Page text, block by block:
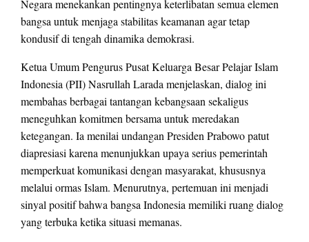
Negara menekankan pentingnya keterlibatan semua elemen
bangsa untuk menjaga stabilitas keamanan agar tetap
kondusif di tengah dinamika demokrasi.
Ketua Umum Pengurus Pusat Keluarga Besar Pelajar Islam
Indonesia (PII) Nasrullah Larada menjelaskan, dialog ini
membahas berbagai tantangan kebangsaan sekaligus
meneguhkan komitmen bersama untuk meredakan
ketegangan. Ia menilai undangan Presiden Prabowo patut
diapresiasi karena menunjukkan upaya serius pemerintah
memperkuat komunikasi dengan masyarakat, khususnya
melalui ormas Islam. Menurutnya, pertemuan ini menjadi
sinyal positif bahwa bangsa Indonesia memiliki ruang dialog
yang terbuka ketika situasi memanas.